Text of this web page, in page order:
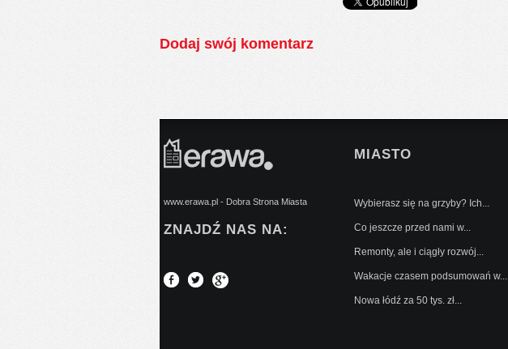
Dodaj swój komentarz
www.erawa.pl - Dobra Strona Miasta
ZNAJDŹ NAS NA:
MIASTO
Wybierasz się na grzyby? Ich...
Co jeszcze przed nami w...
Remonty, ale i ciągły rozwój...
Wakacje czasem podsumowań w...
Nowa łódź za 50 tys. zł...